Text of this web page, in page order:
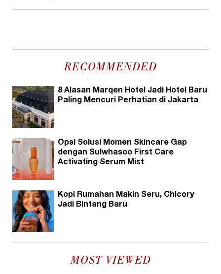
RECOMMENDED
8 Alasan Marqen Hotel Jadi Hotel Baru
Paling Mencuri Perhatian di Jakarta
Opsi Solusi Momen Skincare Gap
dengan Sulwhasoo First Care
Activating Serum Mist
Kopi Rumahan Makin Seru, Chicory
Jadi Bintang Baru
MOST VIEWED